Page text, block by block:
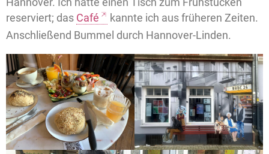
reserviert; das Café
kannte ich aus früheren Zeiten.
Anschließend Bummel durch Hannover-Linden.